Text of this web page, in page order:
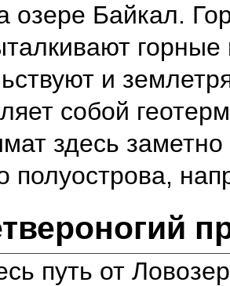
озере Байкал.
и
собой
здесь
полуострова,
путь от